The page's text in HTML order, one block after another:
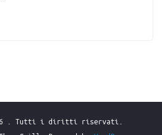
. Tutti i diritti riservati.